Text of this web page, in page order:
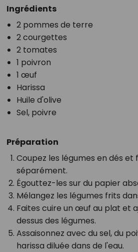
Ingrédients
2 pommes de terre
2 courgettes
2 tomates
1 poivron
1 œuf
Harissa
Huile d'olive
Sel, poivre
Préparation
Coupez les légumes en dés
séparément.
Égouttez-les sur du papier
Mélangez les légumes frits
Faites cuire un œuf au plat et
dessus des légumes.
Assaisonnez avec du sel, du
harissa diluée dans de l'eau.